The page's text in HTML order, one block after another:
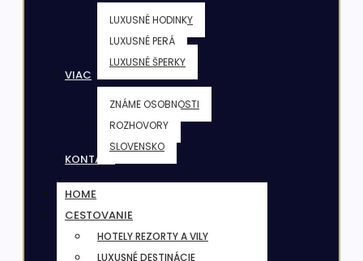
LUXUSNÉ HODINKY
LUXUSNÉ PERÁ
LUXUSNÉ ŠPERKY
VIAC
ZNÁME OSOBNOSTI
ROZHOVORY
SLOVENSKO
KONTAKT
HOME
CESTOVANIE
HOTELY REZORTY A VILY
LUXUSNÉ DESTINÁCIE